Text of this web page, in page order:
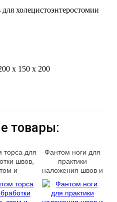
холецистоэнтеростомии
х 150 х 200
товары:
торса для
швов,
и
DM-
Фантом ноги для
практики
наложения швов и
хирургических
скобок М0842